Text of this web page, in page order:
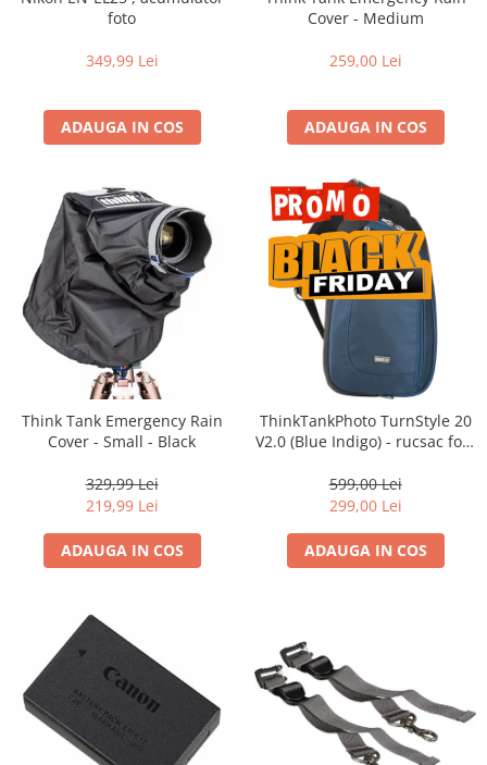
Accesorii diverse
foto
349,99 Lei
ADAUGA IN COS
Cover - Medium
259,00 Lei
ADAUGA IN COS
Think Tank Emergency Rain
Cover - Small - Black
329,99 Lei
219,99 Lei
ADAUGA IN COS
ThinkTankPhoto TurnStyle 20
V2.0 (Blue Indigo) - rucsac foto
599,00 Lei
299,00 Lei
ADAUGA IN COS